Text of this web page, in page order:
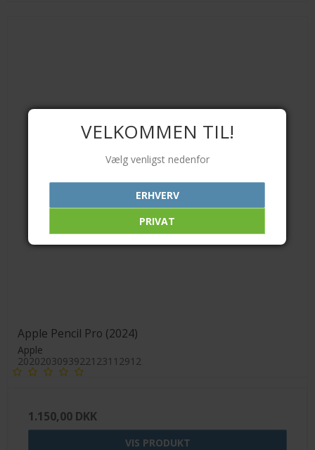
Apple Pencil Pro (2024)
Apple
2020203093922123112912
1.150,00 DKK
VIS PRODUKT
VELKOMMEN TIL!
Vælg venligst nedenfor
ERHVERV
PRIVAT